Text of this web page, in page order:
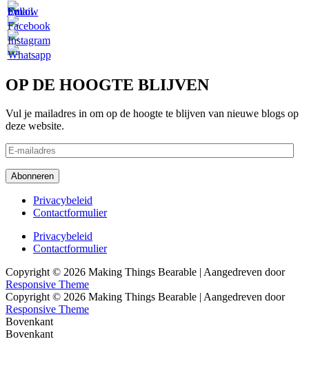
OP DE HOOGTE BLIJVEN
Vul je mailadres in om op de hoogte te blijven van nieuwe blogs op
deze website.
E-
mailadres
Abonneren
Footer
menu
Privacybeleid
Contactformulier
Footer
menu
Privacybeleid
Contactformulier
Copyright © 2026 Making Things Bearable | Aangedreven door
Responsive Theme
Copyright © 2026 Making Things Bearable | Aangedreven door
Responsive Theme
Bovenkant
Bovenkant